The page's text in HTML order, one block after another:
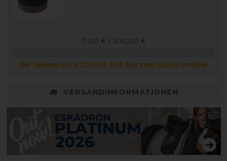
0,00 € / 200,00 €
Dir fehlen noch 200,00 EUR bis zum Gratis-Artikel
VERSANDINFORMATIONEN